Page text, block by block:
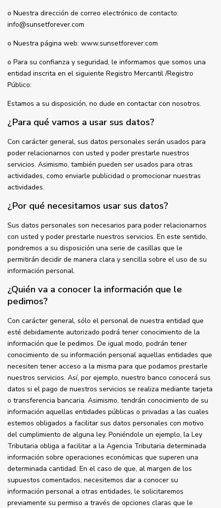
o Nuestra dirección de correo electrónico de contacto:
info@sunsetforever.com
o Nuestra página web: www.sunsetforever.com
o Para su confianza y seguridad, le informamos que somos una
entidad inscrita en el siguiente Registro Mercantil /Registro
Público:
Estamos a su disposición, no dude en contactar con nosotros.
¿Para qué vamos a usar sus datos?
Con carácter general, sus datos personales serán usados para
poder relacionarnos con usted y poder prestarle nuestros
servicios. Asimismo, también pueden ser usados para otras
actividades, como enviarle publicidad o promocionar nuestras
actividades.
¿Por qué necesitamos usar sus datos?
Sus datos personales son necesarios para poder relacionarnos
con usted y poder prestarle nuestros servicios. En este sentido,
pondremos a su disposición una serie de casillas que le
permitirán decidir de manera clara y sencilla sobre el uso de su
información personal.
¿Quién va a conocer la información que le
pedimos?
Con carácter general, sólo el personal de nuestra entidad que
esté debidamente autorizado podrá tener conocimiento de la
información que le pedimos. De igual modo, podrán tener
conocimiento de su información personal aquellas entidades que
necesiten tener acceso a la misma para que podamos prestarle
nuestros servicios. Así, por ejemplo, nuestro banco conocerá sus
datos si el pago de nuestros servicios se realiza mediante tarjeta
o transferencia bancaria. Asimismo, tendrán conocimiento de su
información aquellas entidades públicas o privadas a las cuales
estemos obligados a facilitar sus datos personales con motivo
del cumplimiento de alguna ley. Poniéndole un ejemplo, la Ley
Tributaria obliga a facilitar a la Agencia Tributaria determinada
información sobre operaciones económicas que superen una
determinada cantidad. En el caso de que, al margen de los
supuestos comentados, necesitemos dar a conocer su
información personal a otras entidades, le solicitaremos
previamente su permiso a través de opciones claras que le